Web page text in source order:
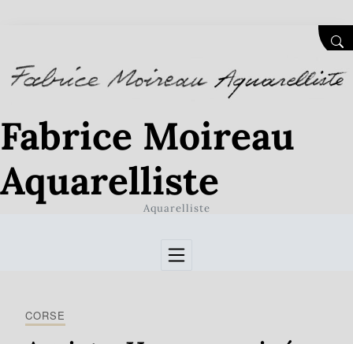
Fabrice Moireau
Aquarelliste
Aquarelliste
CORSE